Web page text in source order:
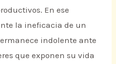
En ese
la ineficacia de un
indolente ante
que exponen su vida